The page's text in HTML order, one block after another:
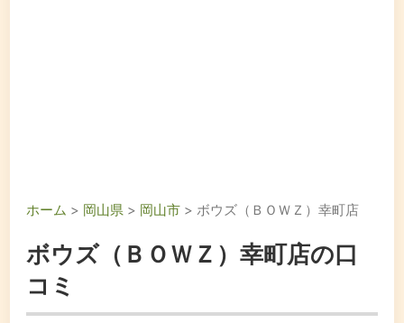
ホーム > 岡山県 > 岡山市 > ボウズ（ＢＯＷＺ）幸町店
ボウズ（ＢＯＷＺ）幸町店の口
コミ